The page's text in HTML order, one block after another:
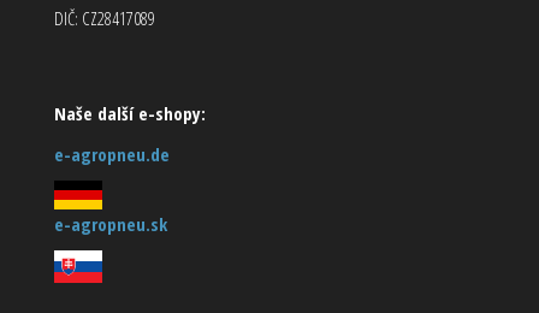
DIČ: CZ28417089
Naše další e-shopy:
e-agropneu.de
e-agropneu.sk